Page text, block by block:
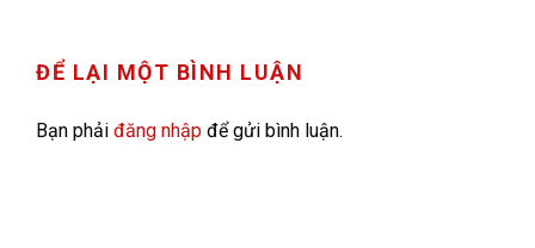
ĐỂ LẠI MỘT BÌNH LUẬN
Bạn phải đăng nhập để gửi bình luận.